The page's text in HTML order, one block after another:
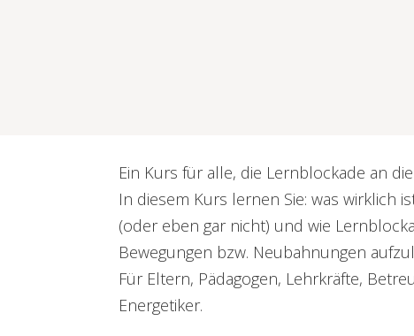
Ein Kurs für alle, die Lernblockade an
In diesem Kurs lernen Sie: was wirklich
(oder eben gar nicht) und wie
Bewegungen bzw. Neubahnungen
Für Eltern, Pädagogen, Lehrkräfte,
Energetiker.